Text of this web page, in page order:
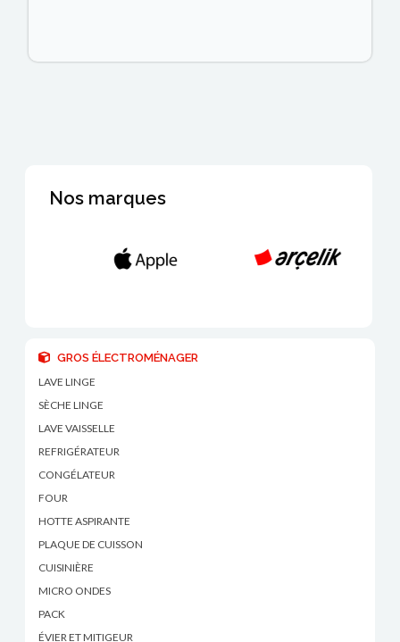
Nos marques
GROS ÉLECTROMÉNAGER
LAVE LINGE
SÈCHE LINGE
LAVE VAISSELLE
REFRIGÉRATEUR
CONGÉLATEUR
FOUR
HOTTE ASPIRANTE
PLAQUE DE CUISSON
CUISINIÈRE
MICRO ONDES
PACK
ÉVIER ET MITIGEUR